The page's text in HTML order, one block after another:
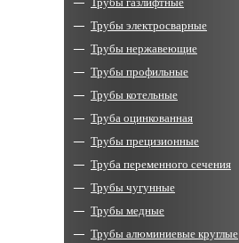
Трубы электросварные
Трубы нержавеющие
Трубы профильные
Трубы котельные
Труба оцинкованная
Трубы прецизионные
Труба переменного сечения
Трубы чугунные
Трубы медные
Трубы алюминиевые круглые